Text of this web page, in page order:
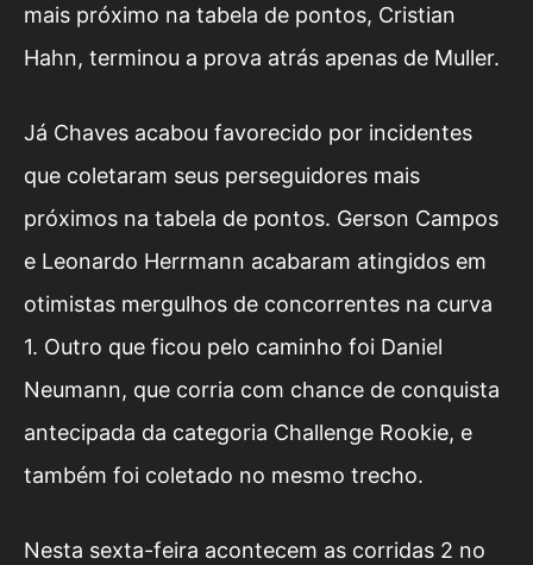
mais próximo na tabela de pontos, Cristian
Hahn, terminou a prova atrás apenas de Muller.
Já Chaves acabou favorecido por incidentes
que coletaram seus perseguidores mais
próximos na tabela de pontos. Gerson Campos
e Leonardo Herrmann acabaram atingidos em
otimistas mergulhos de concorrentes na curva
1. Outro que ficou pelo caminho foi Daniel
Neumann, que corria com chance de conquista
antecipada da categoria Challenge Rookie, e
também foi coletado no mesmo trecho.
Nesta sexta-feira acontecem as corridas 2 no